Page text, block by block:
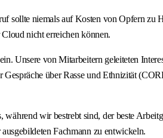
sollte niemals auf Kosten von Opfern zu
nicht erreichen können.
Unsere von Mitarbeitern geleiteten
über Rasse und Ethnizität
wir bestrebt sind, der beste
Fachmann zu entwickeln.